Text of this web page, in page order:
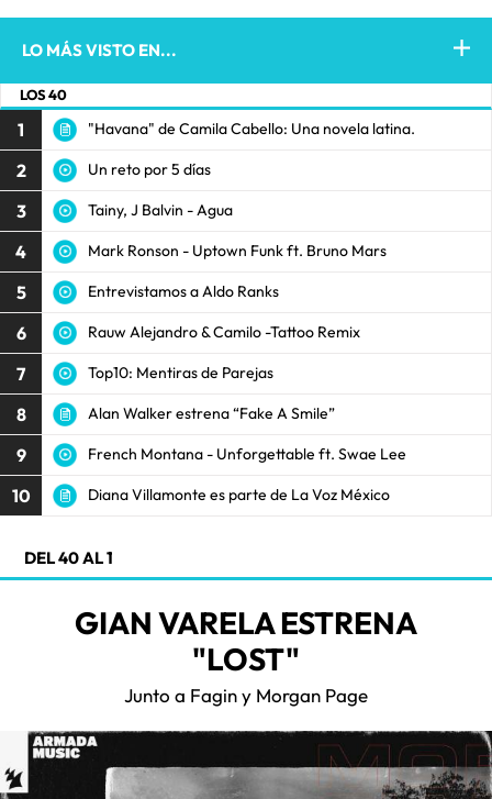
LO MÁS VISTO EN...
LOS 40
1 "Havana" de Camila Cabello: Una novela latina.
2 Un reto por 5 días
3 Tainy, J Balvin - Agua
4 Mark Ronson - Uptown Funk ft. Bruno Mars
5 Entrevistamos a Aldo Ranks
6 Rauw Alejandro & Camilo -Tattoo Remix
7 Top10: Mentiras de Parejas
8 Alan Walker estrena “Fake A Smile”
9 French Montana - Unforgettable ft. Swae Lee
10 Diana Villamonte es parte de La Voz México
DEL 40 AL 1
GIAN VARELA ESTRENA
"LOST"
Junto a Fagin y Morgan Page